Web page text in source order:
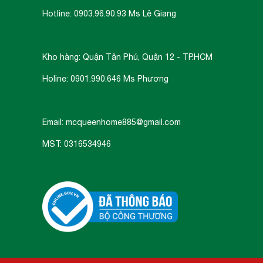
Nhiệt độ vận hành: -25 °C
Chức năng
- Quản lý bằng mật khẩu
- Tích hợp chế độ vắng nhà
- Chức năng chống sao
mật mã ảo.
Hotline: 0903.96.90.93 Ms Lê Giang
Kho hàng: Quận Tân Phú, Quận 12 - TP.HCM
Holine: 0901.990.646 Ms Phương
Email: mcqueenhome885@gmail.com
MST: 0316534946